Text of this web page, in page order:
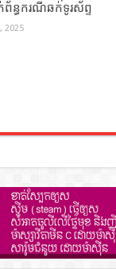
ក់ព័ន្ធករណីឆក់ទូរស័ព្ទ
2025